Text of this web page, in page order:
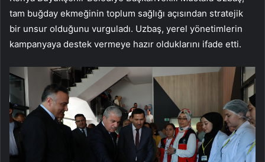
tam buğday ekmeğinin toplum sağlığı açısından stratejik
bir unsur olduğunu vurguladı. Uzbaş, yerel yönetimlerin
kampanyaya destek vermeye hazır olduklarını ifade etti.